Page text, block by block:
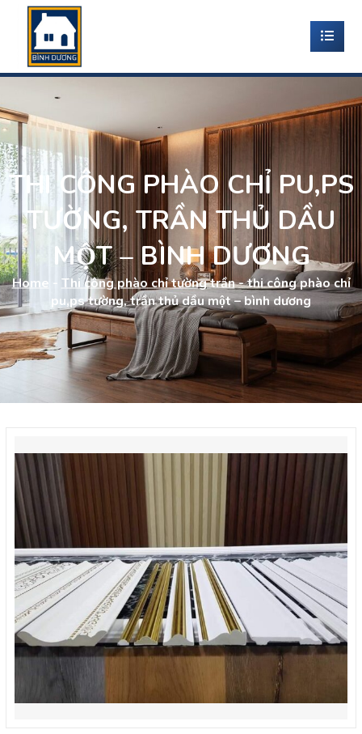
THI CÔNG PHÀO CHỈ PU,PS
TƯỜNG, TRẦN THỦ DẦU
MỘT – BÌNH DƯƠNG
Home - Thi công phào chỉ tường trần-thi công phào chỉ
pu,ps tường, trần thủ dầu một – bình dương